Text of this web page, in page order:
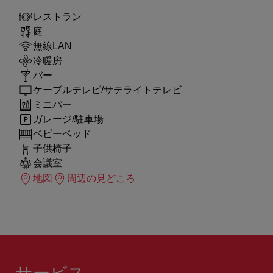
レストラン
庭
無線LAN
冷暖房
バー
ケーブルテレビ/サテライトテレビ
ミニバー
ガレージ/駐車場
ベビーベッド
子供椅子
会議室
地図
周辺の見どころ